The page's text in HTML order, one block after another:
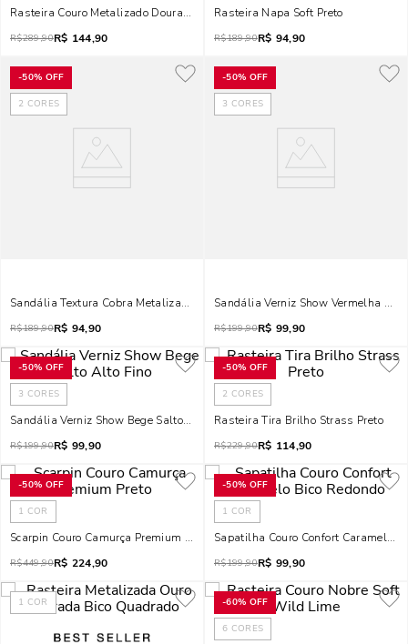
Rasteira Couro Metalizado Dourada Bico Quadrado
R$289,90R$ 144,90
Rasteira Napa Soft Preto
R$189,90R$ 94,90
-50% OFF
2 CORES
Sandália Textura Cobra Metalizada Cobre Salto Baixo Fino
R$189,90R$ 94,90
-50% OFF
3 CORES
Sandália Verniz Show Vermelha
R$199,90R$ 99,90
-50% OFF
3 CORES
Sandália Verniz Show Bege Salto Alto Fino
R$199,90R$ 99,90
-50% OFF
2 CORES
Rasteira Tira Brilho Strass Preto
R$229,90R$ 114,90
-50% OFF
1 COR
Scarpin Couro Camurça Premium Preto
R$449,90R$ 224,90
-50% OFF
1 COR
Sapatilha Couro Confort Caramelo
R$199,90R$ 99,90
1 COR -60% OFF
6 CORES